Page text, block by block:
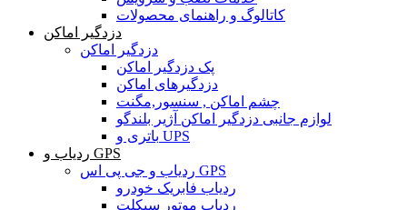
کاتالوگ و راهنمای محصولات
دزدگیر اماکن
دزدگیر اماکن
پک دزدگیر اماکن
دزدگیرهای اماکن
چشم اماکن , سنسور,مگنت
لوازم جانبی دزدگیر اماکن آژیر بلندگو
باتری و UPS
ردیاب و GPS
ردیاب و جی پی اس GPS
ردیاب فابریک خودرو
ردیاب موتور سیکلت